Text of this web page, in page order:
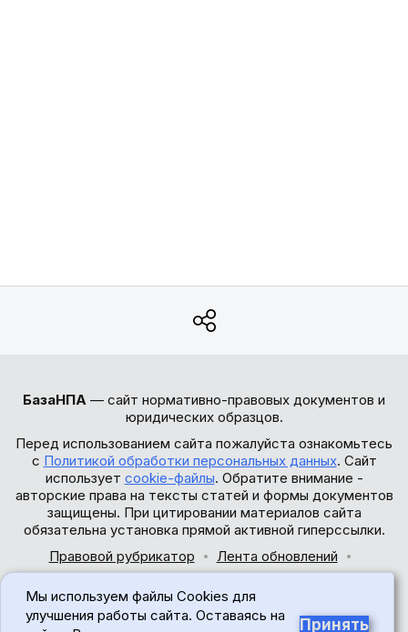
БазаНПА — сайт нормативно-правовых документов и
юридических образцов.
Перед использованием сайта пожалуйста ознакомьтесь
с Политикой обработки персональных данных. Сайт
использует cookie-файлы. Обратите внимание -
авторские права на тексты статей и формы документов
защищены. При цитировании материалов сайта
обязательна установка прямой активной гиперссылки.
Правовой рубрикатор
Лента обновлений
© 2017-2026
Мы используем файлы Cookies для
улучшения работы сайта. Оставаясь на
Принять